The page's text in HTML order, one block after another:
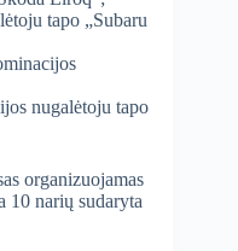
tapo „Subaru
nugalėtoju tapo
organizuojamas
10 narių sudaryta